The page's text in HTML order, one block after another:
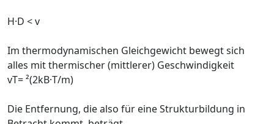
H·D < v
Im thermodynamischen Gleichgewicht bewegt sich
alles mit thermischer (mittlerer) Geschwindigkeit
vT= ²(2kB·T/m)
Die Entfernung, die also für eine Strukturbildung in